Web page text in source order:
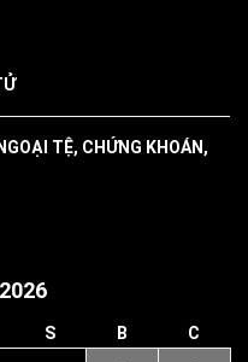
TỆ, CHỨNG KHOÁN,
S B C